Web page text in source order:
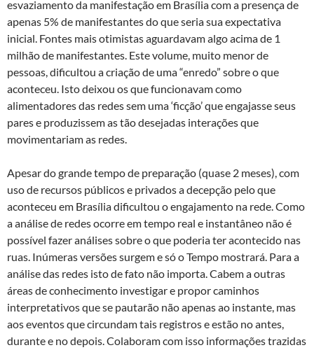
esvaziamento da manifestação em Brasília com a presença de
apenas 5% de manifestantes do que seria sua expectativa
inicial. Fontes mais otimistas aguardavam algo acima de 1
milhão de manifestantes. Este volume, muito menor de
pessoas, dificultou a criação de uma “enredo” sobre o que
aconteceu. Isto deixou os que funcionavam como
alimentadores das redes sem uma ‘ficção’ que engajasse seus
pares e produzissem as tão desejadas interações que
movimentariam as redes.
Apesar do grande tempo de preparação (quase 2 meses), com
uso de recursos públicos e privados a decepção pelo que
aconteceu em Brasília dificultou o engajamento na rede. Como
a análise de redes ocorre em tempo real e instantâneo não é
possível fazer análises sobre o que poderia ter acontecido nas
ruas. Inúmeras versões surgem e só o Tempo mostrará. Para a
análise das redes isto de fato não importa. Cabem a outras
áreas de conhecimento investigar e propor caminhos
interpretativos que se pautarão não apenas ao instante, mas
aos eventos que circundam tais registros e estão no antes,
durante e no depois. Colaboram com isso informações trazidas